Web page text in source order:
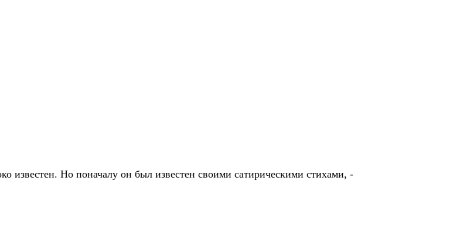
Но поначалу он был известен своими сатирическими стихами, -